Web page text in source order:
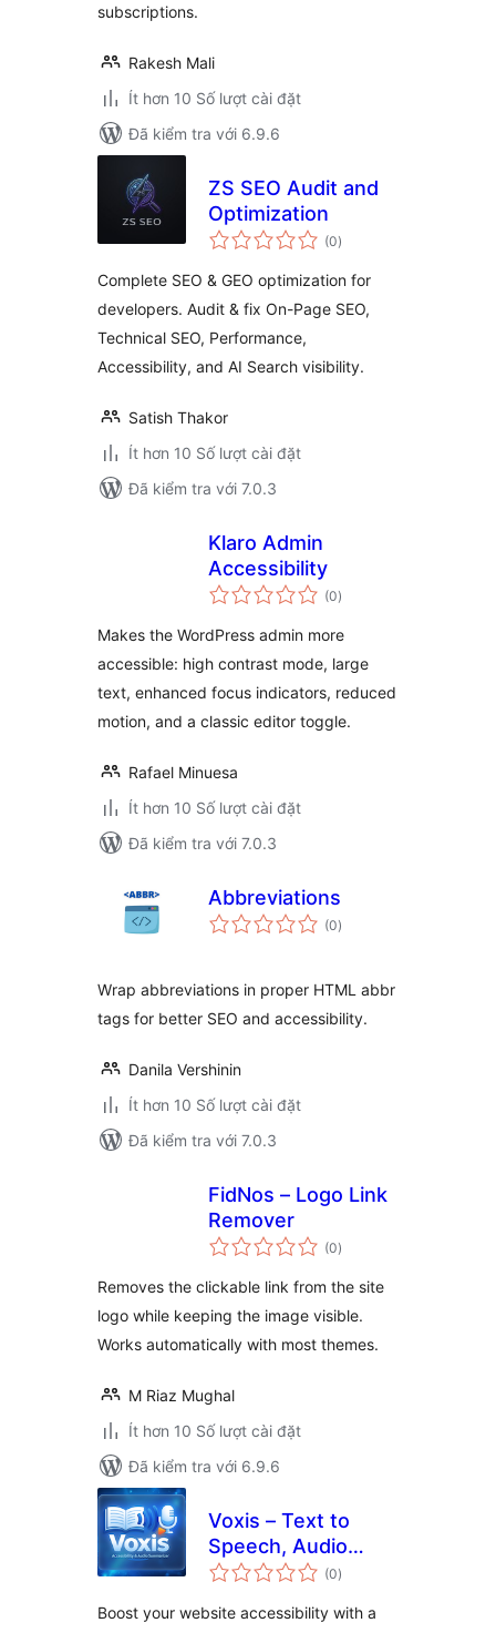
subscriptions.
Rakesh Mali
Ít hơn 10 Số lượt cài đặt
Đã kiểm tra với 6.9.6
ZS SEO Audit and
Optimization
(0tổng
đánh
)
Complete SEO & GEO optimization for
developers. Audit & fix On-Page SEO,
Technical SEO, Performance,
Accessibility, and AI Search visibility.
Satish Thakor
Ít hơn 10 Số lượt cài đặt
Đã kiểm tra với 7.0.3
Klaro Admin
Accessibility
(0tổng
đánh
)
Makes the WordPress admin more
accessible: high contrast mode, large
text, enhanced focus indicators, reduced
motion, and a classic editor toggle.
Rafael Minuesa
Ít hơn 10 Số lượt cài đặt
Đã kiểm tra với 7.0.3
Abbreviations
(0tổng
đánh
)
Wrap abbreviations in proper HTML abbr
tags for better SEO and accessibility.
Danila Vershinin
Ít hơn 10 Số lượt cài đặt
Đã kiểm tra với 7.0.3
FidNos – Logo Link
Remover
(0tổng
đánh
)
Removes the clickable link from the site
logo while keeping the image visible.
Works automatically with most themes.
M Riaz Mughal
Ít hơn 10 Số lượt cài đặt
Đã kiểm tra với 6.9.6
Voxis – Text to
Speech, Audio
Reader & Voice
(0tổng
đánh
)
Boost your website accessibility with a